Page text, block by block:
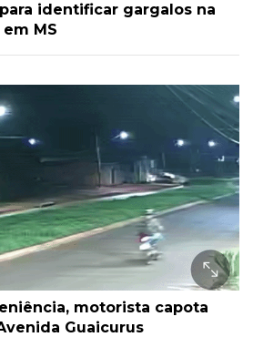
identificar gargalos na
MS
motorista capota
Guaicurus